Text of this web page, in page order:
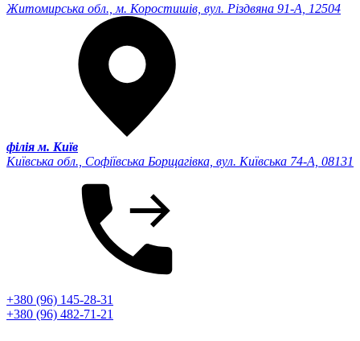
Житомирська обл., м. Коростишів, вул. Різдвяна 91-А, 12504
філія м. Київ
Київська обл., Софіївська Борщагівка, вул. Київська 74-А, 08131
+380 (96) 145-28-31
+380 (96) 482-71-21